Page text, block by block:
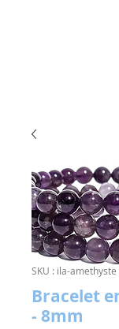
SKU : ila-amethyste
Bracelet
- 8mm